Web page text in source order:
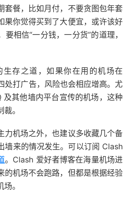
套餐，比如月付，不要贪图包年套
果你觉得买到了大便宜，或许该好
相信“一分钱，一分货”的道理，
存之道，如果你在用的机场在
处打广告，风险也会相应增高。尤
及其他墙内平台宣传的机场，这种
。
力机场之外，也建议多收藏几个备
墙来的情况发生。可以订阅 Clash
。Clash 爱好者博客在海量机场进
的机场不会跑路，但都是根据经验
。